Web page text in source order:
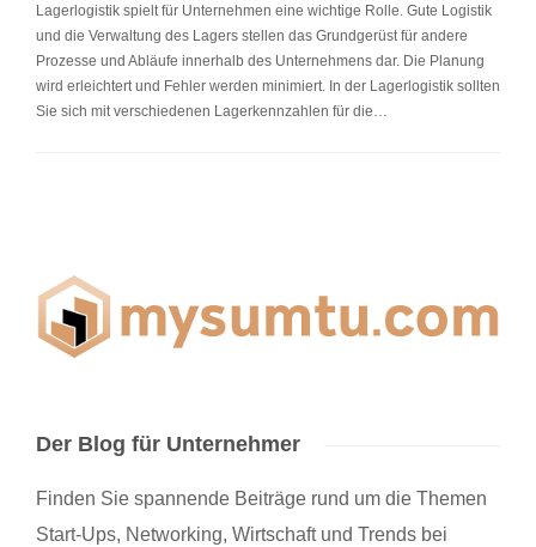
Lagerlogistik spielt für Unternehmen eine wichtige Rolle. Gute Logistik
und die Verwaltung des Lagers stellen das Grundgerüst für andere
Prozesse und Abläufe innerhalb des Unternehmens dar. Die Planung
wird erleichtert und Fehler werden minimiert. In der Lagerlogistik sollten
Sie sich mit verschiedenen Lagerkennzahlen für die…
Der Blog für Unternehmer
Finden Sie spannende Beiträge rund um die Themen
Start-Ups, Networking, Wirtschaft und Trends bei